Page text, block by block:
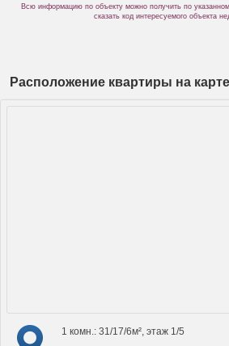
Всю информацию по объекту можно получить по
сказать код интересуемого объекта
Расположение квартиры на карте
1 комн.: 31/17/6м², этаж 1/5